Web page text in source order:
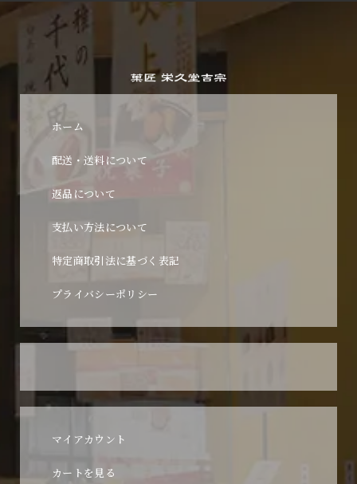
ホーム
配送・送料について
返品について
支払い方法について
特定商取引法に基づく表記
プライバシーポリシー
マイアカウント
カートを見る